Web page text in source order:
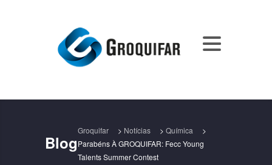
Blog
Groquifar > Notícias > Química
>
Parabéns À GROQUIFAR: Fecc Young
Talents Summer Contest